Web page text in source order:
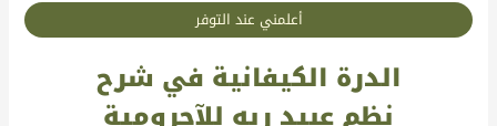
الدرة الكيفانية في شرح
أعلمني عند التوفر